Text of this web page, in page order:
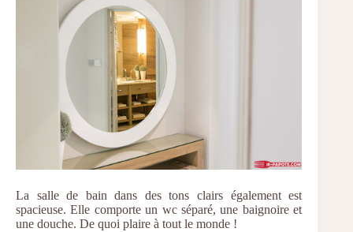
La salle de bain dans des tons clairs également est
spacieuse. Elle comporte un wc séparé, une baignoire et
une douche. De quoi plaire à tout le monde !